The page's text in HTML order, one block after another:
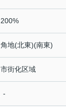
200%
角地(北東)(南東)
市街化区域
-